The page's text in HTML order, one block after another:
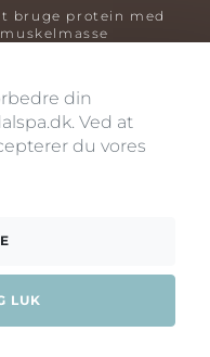
bruge protein med
kan være noget
og power – før
din
Ved at
du vores
LUK